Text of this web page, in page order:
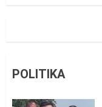
POLITIKA